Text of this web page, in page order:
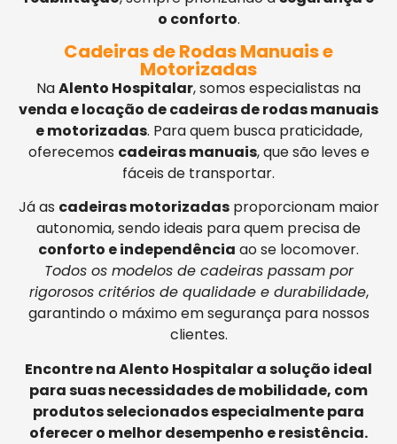
o conforto.
Cadeiras de Rodas Manuais e
Motorizadas
NaAlento Hospitalar, somos especialistas na
venda e locação de cadeiras de rodas manuais
e motorizadas. Para quem busca praticidade,
oferecemos cadeiras manuais, que são leves e
fáceis de transportar.
Já as cadeiras motorizadasproporcionam maior
autonomia, sendo ideais para quem precisa de
conforto e independência ao se locomover.
Todos os modelos de cadeiras passam por
rigorosos critérios de qualidade e durabilidade,
garantindo o máximo em segurança para nossos
clientes.
Encontre na Alento Hospitalar a solução ideal
para suas necessidades de mobilidade, com
produtos selecionados especialmente para
oferecer o melhor desempenho e resistência.